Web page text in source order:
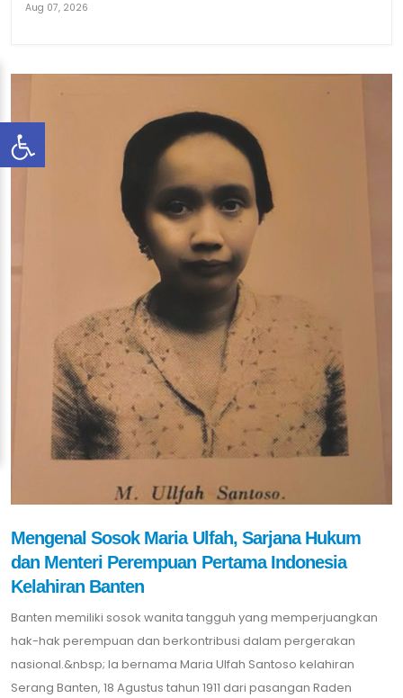
Aug 07, 2026
Mengenal Sosok Maria Ulfah, Sarjana Hukum
dan Menteri Perempuan Pertama Indonesia
Kelahiran Banten
Banten memiliki sosok wanita tangguh yang memperjuangkan
hak-hak perempuan dan berkontribusi dalam pergerakan
nasional.&nbsp; Ia bernama Maria Ulfah Santoso kelahiran
Serang Banten, 18 Agustus tahun 1911 dari pasangan Raden